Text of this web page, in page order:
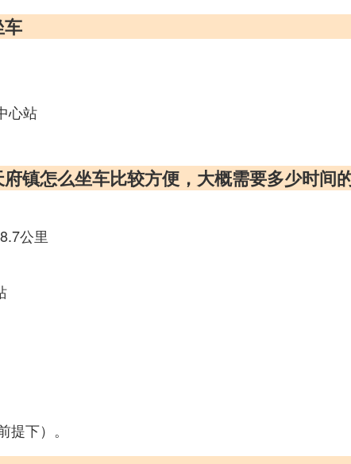
心站
镇怎么坐车比较方便，大概需要多少时间
公里
下）。